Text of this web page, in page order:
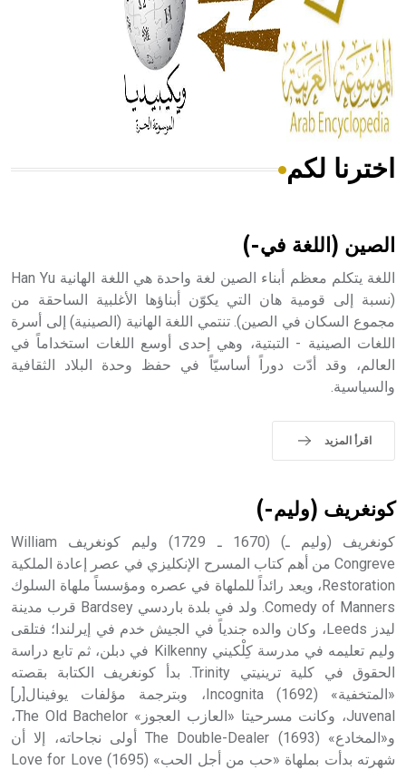
- هل تعلم أن المرجان إفراز حيواني يتكون في البحر ويتركب
من مادة كربونات الكلسيوم، وهو أحمر أو شديد الحمرة وهو
أجود أنواعه، ويمتاز بكبر الحجم ويسمى الش
هل تعلم أن الأبسيد كلمة فرنسية اللفظ تم اعتمادها مصطلحاً
- هل تعلم أن أبجر Abgar اسم معروف جيداً يعود إلى عدد من
الملوك الذين حكموا مدينة إديسا (الرها) من أبجر الأول وحتى
التاسع، وهم ينتسبون إلى أسرة أوسروين
حيث تقتصر القيمة الصوتية للعلامة الك
اخترنا لكم
الصين (اللغة في-)
اللغة يتكلم معظم أبناء الصين لغة واحدة هي اللغة الهانية Han Yu
(نسبة إلى قومية هان التي يكوّن أبناؤها الأغلبية الساحقة من
مجموع السكان في الصين). تنتمي اللغة الهانية (الصينية) إلى أسرة
اللغات الصينية - التبتية، وهي إحدى أوسع اللغات استخداماً في
العالم، وقد أدّت دوراً أساسيّاً في حفظ وحدة البلاد الثقافية
والسياسية.
اقرأ المزيد
كونغريف (وليم-)
كونغريف (وليم ـ) (1670 ـ 1729) وليم كونغريف William
Congreve من أهم كتاب المسرح الإنكليزي في عصر إعادة الملكية
Restoration، ويعد رائداً للملهاة في عصره ومؤسساً ملهاة السلوك
Comedy of Manners. ولد في بلدة باردسي Bardsey قرب مدينة
ليدز Leeds، وكان والده جندياً في الجيش خدم في إيرلندا؛ فتلقى
وليم تعليمه في مدرسة كِلْكيني Kilkenny في دبلن، ثم تابع دراسة
الحقوق في كلية ترينيتي Trinity. بدأ كونغريف الكتابة بقصته
«المتخفية» Incognita (1692)، وبترجمة مؤلفات يوفينال[ر]
Juvenal، وكانت مسرحيتا «العازب العجوز» The Old Bachelor،
و«المخادع» The Double-Dealer (1693) أولى نجاحاته، إلا أن
شهرته بدأت بملهاة «حب من أجل الحب» Love for Love (1695)